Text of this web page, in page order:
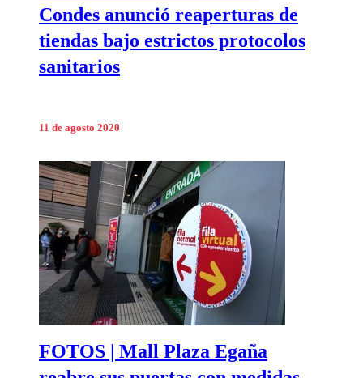
Condes anunció reaperturas de
tiendas bajo estrictos protocolos
sanitarios
11 de agosto 2020
FOTOS | Mall Plaza Egaña